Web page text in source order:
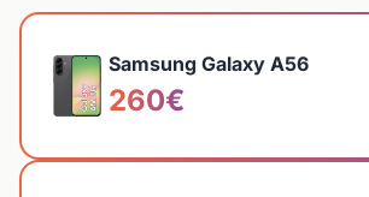
Samsung Galaxy A56
260€